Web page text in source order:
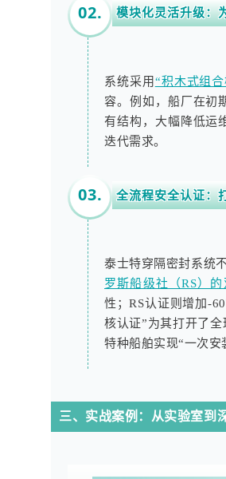
02. 模块化灵活升级：
系统采用“积木式组合
容。例如，船厂在初
有结构，大幅降低运
迭代需求。
03. 全流程安全认证：
泰士特穿隔密封系统
罗斯船级社（RS）的
性；RS认证则增加-
核认证”为其打开了
特种船舶实现“一次安
三、实战案例：从实验室到